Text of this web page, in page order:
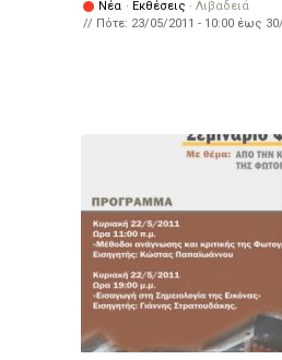
Νέα · Εκθέσεις · Λιβαδειά
// Πότε: 23/05/2011 - 10:00 έως